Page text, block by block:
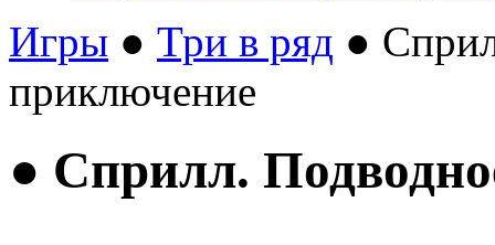
Игры ● Три в ряд ●
приключение
● Сприлл.